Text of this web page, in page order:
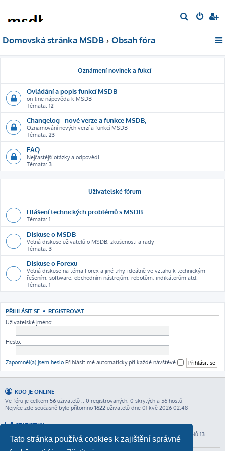
Tato stránka používá cookies k zajištění správné
l
Domovská stránka MSDB Obsah fóra
Oznámení novinek a fukcí
Ovládání a popis funkcí MSDB
on-line nápověda k MSDB
Témata: 12
Changelog - nové verze a funkce MSDB,
Oznamování nových verzí a funkcí MSDB
Témata: 23
FAQ
Nejčastější otázky a odpovědi
Témata: 3
Uživatelské fórum
Hlášení technických problémů s MSDB
Témata: 1
Diskuse o MSDB
Volná diskuse uživatelů o MSDB, zkušenosti a rady
Témata: 3
Diskuse o Forexu
Volná diskuse na téma Forex a jiné trhy, ideálně ve vztahu k technickým
řešením, software, obchodním nástrojům, robotům, indikátorům atd.
Témata: 1
PŘIHLÁSIT SE • REGISTROVAT
Uživatelské jméno:
Heslo:
Zapomněl(a) jsem heslo Přihlásit mě automaticky při každé návštěvě
KDO JE ONLINE
Ve fóru je celkem 56 uživatelů :: 0 registrovaných, 0 skrytých a 56 hostů
Nejvíce zde současně bylo přítomno 1622 uživatelů dne 01 kvě 2026 02:48
STATISTIKY
Celkem příspěvků • Celkem témat • Celkem zaregistrovaných uživatelů 13
Nejnovějším uživatelem jemihaily